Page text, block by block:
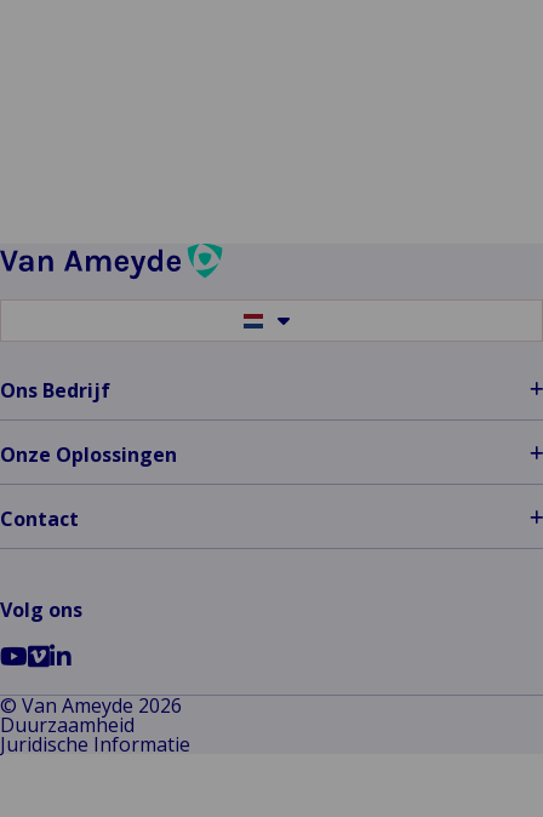
to
Ons Bedrijf
Onze Oplossingen
Contact
Volg ons
Ga
naar
Youtube
Go
to
Vimeo
Ga
naar
LinkedIn
© Van Ameyde 2026
Duurzaamheid
Juridische Informatie